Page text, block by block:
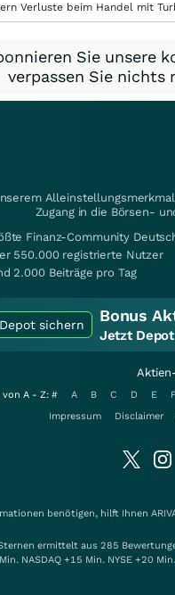
Verluste beim Handel mit
Sie unsere
verpassen Sie nichts
Zugang in die Börsen-
Finanz-Community
550.000 registrierte Nutzer
2.000 Beiträge pro Tag
sichern Bonus
Jetzt Depot
von A - Z: # A B C D E
Impressum
Disclaimer
benötigen, hilft Ihnen
ermittelt aus 285
NASDAQ +15 Min. NYSE +20